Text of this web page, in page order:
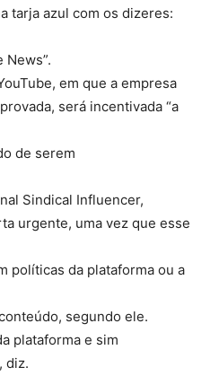
tarja azul com os dizeres:
News”.
em que a empresa
será incentivada “a
de serem
Sindical Influencer,
urgente, uma vez que esse
políticas da plataforma ou a
segundo ele.
plataforma e sim
diz.